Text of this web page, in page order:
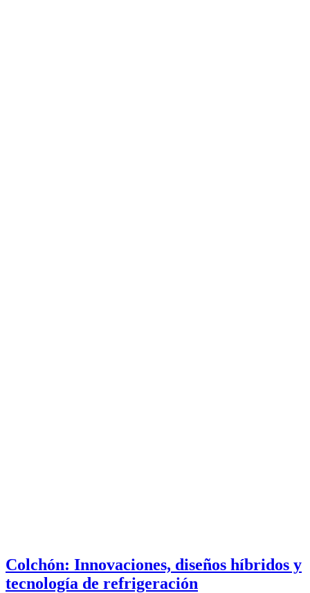
Colchón: Innovaciones, diseños híbridos y
tecnología de refrigeración